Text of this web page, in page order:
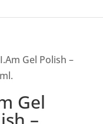
Gel Polish –
Gel